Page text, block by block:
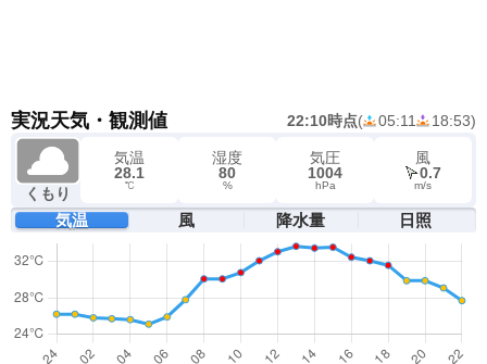
実況天気・観測値 22:10時点( 05:11 18:53)
くもり
気温
28.1
℃
湿度
80
%
気圧
1004
hPa
風
0.7
m/s
気温 風 降水量 日照